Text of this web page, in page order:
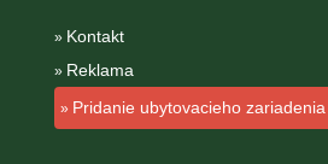
Kontakt
Reklama
Pridanie ubytovacieho zariadenia